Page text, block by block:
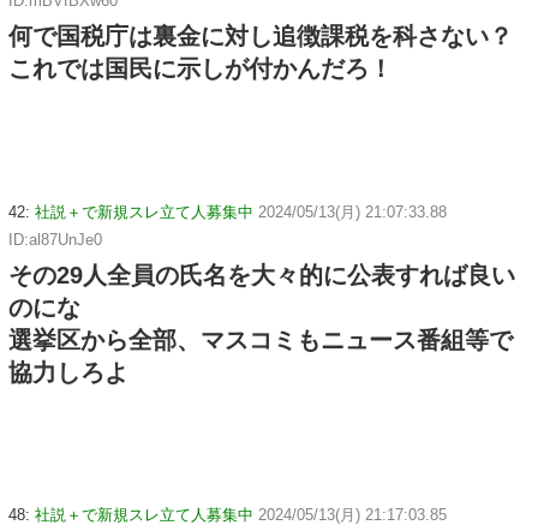
何で国税庁は裏金に対し追徴課税を科さない？
これでは国民に示しが付かんだろ！
42: 社説＋で新規スレ立て人募集中 2024/05/13(月) 21:07:33.88
ID:al87UnJe0
その29人全員の氏名を大々的に公表すれば良い
のにな
選挙区から全部、マスコミもニュース番組等で
協力しろよ
48: 社説＋で新規スレ立て人募集中 2024/05/13(月) 21:17:03.85